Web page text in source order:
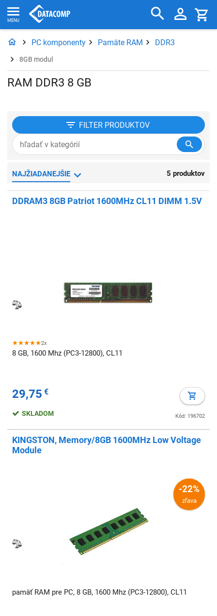
PC komponenty Pamäte RAM DDR3
8GB modul
RAM DDR3 8 GB
FILTER PRODUKTOV
NAJŽIADANEJŠIE 5 produktov
DDRAM3 8GB Patriot 1600MHz CL11 DIMM 1.5V
2x
8 GB, 1600 Mhz (PC3-12800), CL11
29,75 €
Kód: 196702
SKLADOM
KINGSTON, Memory/8GB 1600MHz Low Voltage
Module
-22%
zľava
pamäť RAM pre PC, 8 GB, 1600 Mhz (PC3-12800), CL11